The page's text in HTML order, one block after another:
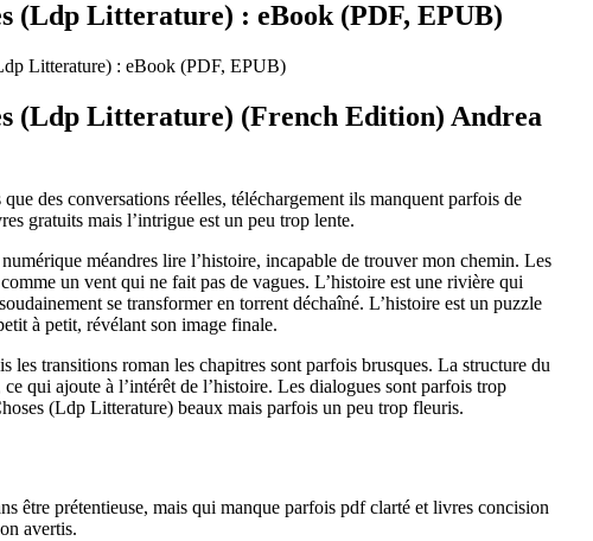
(Ldp Litterature) : eBook (PDF, EPUB)
Litterature) : eBook (PDF, EPUB)
(Ldp Litterature) (French Edition) Andrea
des conversations réelles, téléchargement ils manquent parfois de
gratuits mais l’intrigue est un peu trop lente.
méandres lire l’histoire, incapable de trouver mon chemin. Les
un vent qui ne fait pas de vagues. L’histoire est une rivière qui
se transformer en torrent déchaîné. L’histoire est un puzzle
à petit, révélant son image finale.
les transitions roman les chapitres sont parfois brusques. La structure du
qui ajoute à l’intérêt de l’histoire. Les dialogues sont parfois trop
(Ldp Litterature) beaux mais parfois un peu trop fleuris.
être prétentieuse, mais qui manque parfois pdf clarté et livres concision
avertis.